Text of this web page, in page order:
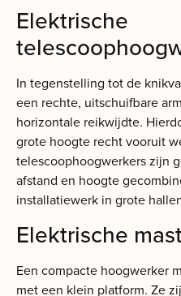
Elektrische
In tegenstelling tot de
een rechte, uitschuifbare
horizontale reikwijdte.
grote hoogte recht vooruit
telescoophoogwerkers zijn
afstand en hoogte
installatiewerk in grote
Elektrische
Een compacte hoogwerker
met een klein platform. Ze